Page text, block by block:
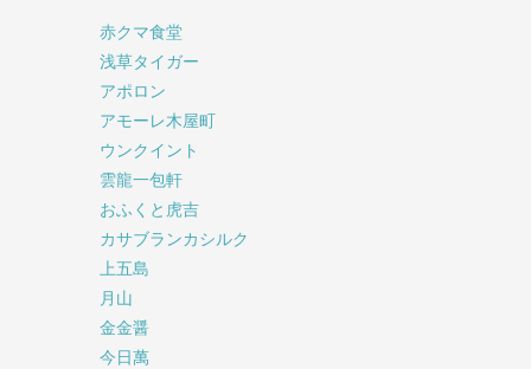
赤クマ食堂
浅草タイガー
アポロン
アモーレ木屋町
ウンクイント
雲龍一包軒
おふくと虎吉
カサブランカシルク
上五島
月山
金金醤
今日萬